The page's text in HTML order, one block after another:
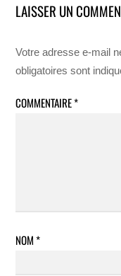
LAISSER UN
Votre adresse e-mail
obligatoires sont
COMMENTAIRE*
NOM*